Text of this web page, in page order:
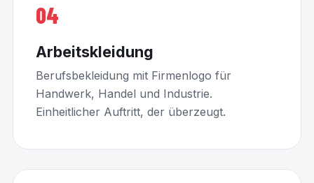
04
Arbeitskleidung
Berufsbekleidung mit Firmenlogo für
Handwerk, Handel und Industrie.
Einheitlicher Auftritt, der überzeugt.